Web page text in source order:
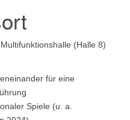
(Halle 8)
für eine
Spiele (u. a.